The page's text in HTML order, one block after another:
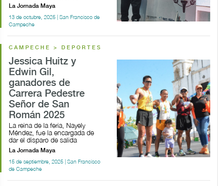
La Jornada Maya
13 de octubre, 2025 | San Francisco de
Campeche
CAMPECHE > DEPORTES
Jessica Huitz y
Edwin Gil,
ganadores de
Carrera Pedestre
Señor de San
Román 2025
La reina de la feria, Nayely
Méndez, fue la encargada de
dar el disparo de salida
La Jornada Maya
15 de septiembre, 2025 | San Francisco
de Campeche